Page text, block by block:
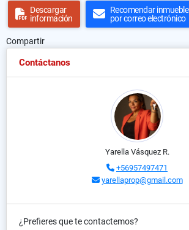
Descargar
información
Recomendar inmueble
por correo electrónico
Compartir
Contáctanos
Yarella Vásquez R.
+56957497471
yarellaprop@gmail.com
¿Prefieres que te contactemos?